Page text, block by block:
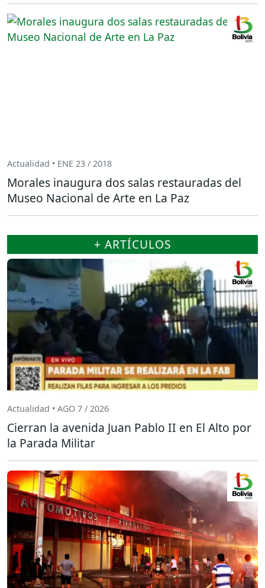
Actualidad • ENE 23 / 2018
Morales inaugura dos salas restauradas del
Museo Nacional de Arte en La Paz
+ ARTÍCULOS
Actualidad • AGO 7 / 2026
Cierran la avenida Juan Pablo II en El Alto por
la Parada Militar